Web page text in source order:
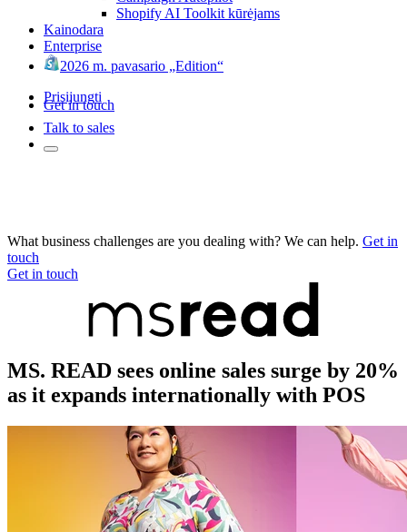
Shopify AI Toolkit kūrėjams
Kainodara
Enterprise
2026 m. pavasario „Edition“
Prisijungti
Get in touch
Talk to sales
What business challenges are you dealing with? We can help. Get in
touch
Get in touch
MS. READ sees online sales surge by 20%
as it expands internationally with POS